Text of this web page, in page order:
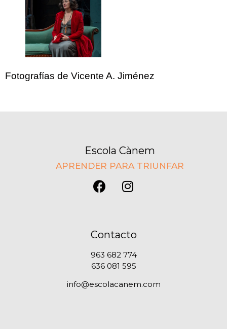
Fotografías de Vicente A. Jiménez
Escola Cànem
APRENDER PARA TRIUNFAR
Contacto
963 682 774
636 081 595
info@escolacanem.com